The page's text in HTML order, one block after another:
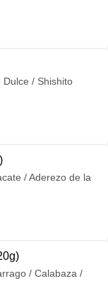
Dulce / Shishito
/ Aderezo de la
/ Calabaza /